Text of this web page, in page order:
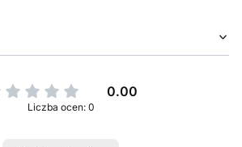
0.00
Liczba ocen: 0